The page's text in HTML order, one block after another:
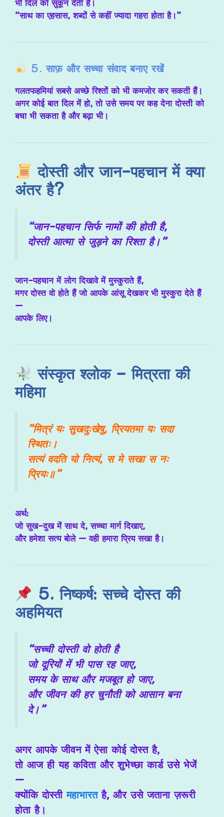
भी दिल को सुकून देती है।
“साथ का एहसास, शब्दों से कहीं ज्यादा गहरा होता है।”
5.साफ़ और सच्चा संवाद बनाए रखें
गलतफहमियां सबसे अच्छे रिश्तों को भी कमजोर कर सकती हैं।
अगर कोई बात दिल में हो, तो उसे समय पर कह देनादोस्ती को
बचा भी सकता है और बढ़ा भी।
दोस्ती और जान-पहचान में क्या
अंतर है?
“जान-पहचान सिर्फ नामों की होती है,
दोस्ती आत्मा से जुड़ने का रिश्ता है।”
जान-पहचान में लोग दिखावे में मुस्कुराते हैं,
मगर दोस्त वो होते हैं जो आपके आंसू देखकर भी मुस्कुरा देते हैं
—
आपके लिए।
संस्कृत श्लोक – मित्रता की
महिमा
“मित्रं यः सुखदुःखेषु, प्रियतमा यः सदा
स्थितः।
सत्यं वदति यो नित्यं, स मे सखा स नः
प्रियः॥”
अर्थ:
जो सुख-दुख में साथ दे, सच्चा मार्ग दिखाए,
और हमेशा सत्य बोले — वही हमारा प्रिय सखा है।
5. निष्कर्ष: सच्चे दोस्त की
अहमियत
“सच्ची दोस्ती वो होती है
जो दूरियों में भी पास रह जाए,
समय के साथ और मजबूत हो जाए,
और जीवन की हर चुनौती को आसान बना
दे।”
अगर आपके जीवन में ऐसा कोई दोस्त है,
तो आज ही यह कविता और शुभेच्छा कार्ड उसे भेजें
—
क्योंकि दोस्तीमहाभारतहै, और उसे जताना ज़रूरी
होता है।